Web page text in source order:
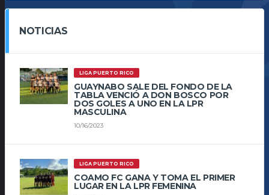
NOTICIAS
LIGA PUERTO RICO
GUAYNABO SALE DEL FONDO DE LA
TABLA VENCIÓ A DON BOSCO POR
DOS GOLES A UNO EN LA LPR
MASCULINA
10/16/2023
LIGA PUERTO RICO
COAMO FC GANA Y TOMA EL PRIMER
LUGAR EN LA LPR FEMENINA